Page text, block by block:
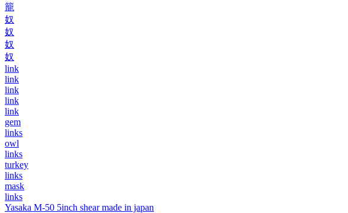
籠
奴
奴
奴
奴
link
link
link
link
link
gem
links
owl
links
turkey
links
mask
links
Yasaka M-50 5inch shear made in japan